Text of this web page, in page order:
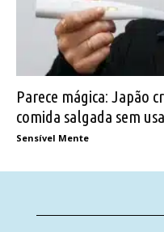
Parece mágica: Japão
comida salgada sem
Sensível Mente